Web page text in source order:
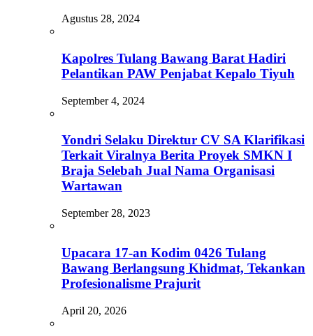
Agustus 28, 2024
Kapolres Tulang Bawang Barat Hadiri
Pelantikan PAW Penjabat Kepalo Tiyuh
September 4, 2024
Yondri Selaku Direktur CV SA Klarifikasi
Terkait Viralnya Berita Proyek SMKN I
Braja Selebah Jual Nama Organisasi
Wartawan
September 28, 2023
Upacara 17-an Kodim 0426 Tulang
Bawang Berlangsung Khidmat, Tekankan
Profesionalisme Prajurit
April 20, 2026